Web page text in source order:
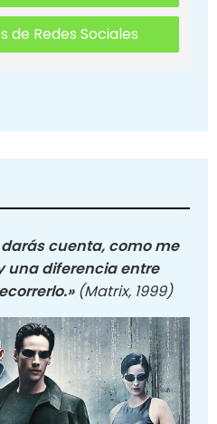
de Redes Sociales
cuenta, como me
una diferencia entre
(Matrix, 1999)